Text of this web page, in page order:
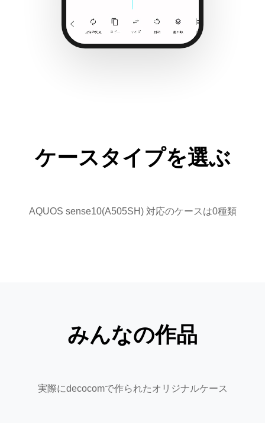
ケースタイプを選ぶ
AQUOS sense10(A505SH) 対応のケースは0種類
みんなの作品
実際にdecocomで作られたオリジナルケース